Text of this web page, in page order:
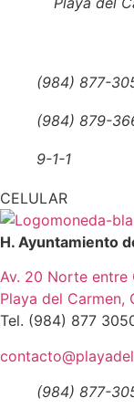
(984) 877-
(984) 879-
9-1-1
CELULAR
H. Ayuntamiento
Av. 20 Norte entre
Playa del Carmen,
Tel. (984) 877
(984) 877-